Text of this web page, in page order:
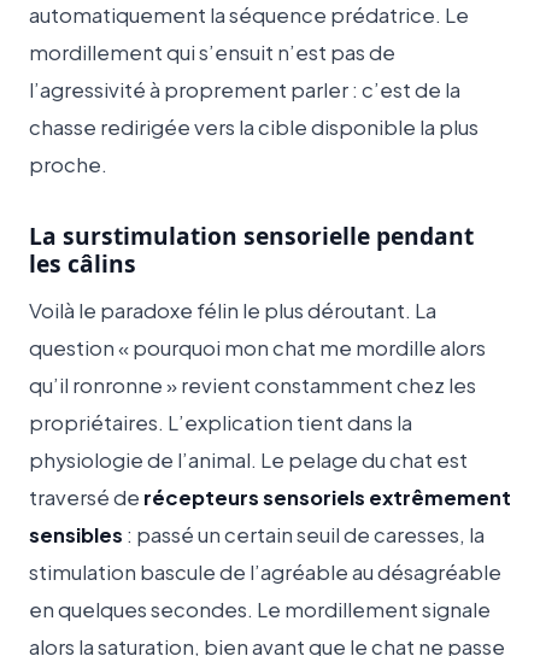
automatiquement la séquence prédatrice. Le
mordillement qui s’ensuit n’est pas de
l’agressivité à proprement parler : c’est de la
chasse redirigée vers la cible disponible la plus
proche.
La surstimulation sensorielle pendant
les câlins
Voilà le paradoxe félin le plus déroutant. La
question « pourquoi mon chat me mordille alors
qu’il ronronne » revient constamment chez les
propriétaires. L’explication tient dans la
physiologie de l’animal. Le pelage du chat est
traversé de récepteurs sensoriels extrêmement
sensibles : passé un certain seuil de caresses, la
stimulation bascule de l’agréable au désagréable
en quelques secondes. Le mordillement signale
alors la saturation, bien avant que le chat ne passe